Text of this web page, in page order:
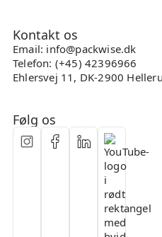
Kontakt os
Email: info@packwise.dk
Telefon: (+45) 42396966
Ehlersvej 11, DK-2900
Følg os